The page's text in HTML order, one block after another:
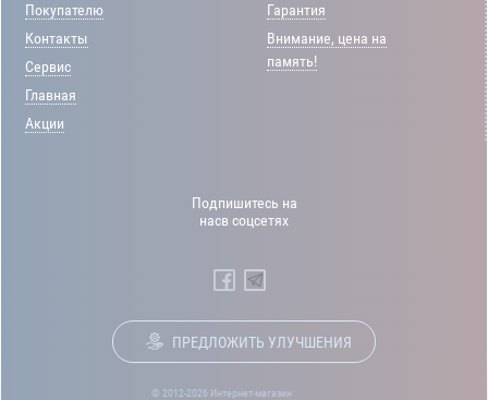
Покупателю
Контакты
Сервис
Главная
Акции
Гарантия
Внимание, цена на
память!
Подпишитесь на
насв соцсетях
ПРЕДЛОЖИТЬ УЛУЧШЕНИЯ
© 2012-2026 Интернет-магазин